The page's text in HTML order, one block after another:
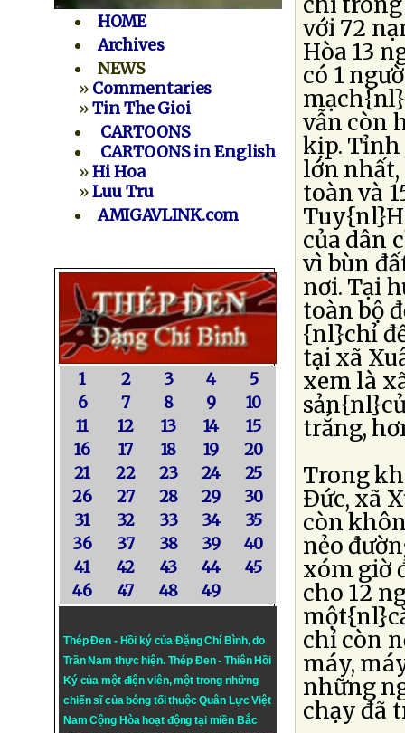
HOME
Archives
NEWS
» Commentaries
»Tin The Gioi
CARTOONS
CARTOONS in English
»Hi Hoa
»Luu Tru
AMIGAVLINK.com
1 2 3 4
5
6
7 8 9
10
11
12 13 14
15
16
17 18 19
20
21
22 23 24
25
26
27 28 29
30
31
32 33 34
35
36
37 38 39
40
41
42 43 44
45
46
47 48 49
Thép Đen - Hồi ký của Đặng Chí Bình, do
Trần Nam thực hiện. Thép Đen- Thiên Hồi
Ký của một điện viên, một trong những
chiến sĩ của bóng tối thuộc Quân Lực Việt
Nam Cộng Hòa hoạt động tại miền Bắc
với 72
Hòa 13
có 1
vẫn còn
kịp. Tỉnh
lớn nhất,
toàn và
của dân
vì bùn
nơi. Tại
toàn bộ
{nl}chỉ
tại xã
xem là
trắng,
Trong
Ðức, xã
còn
nẻo
xóm giờ
cho 12
chỉ còn
máy,
những
chạy đã